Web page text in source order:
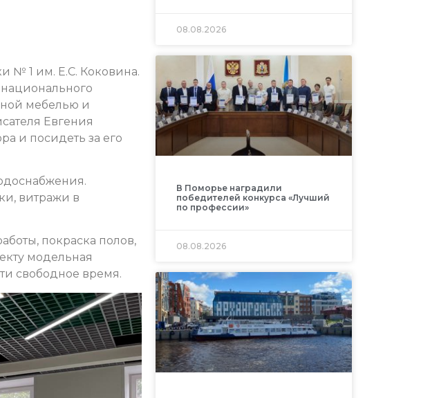
№ 1 им. Е.С. Коковина.
мебелью и
Евгения
и посидеть за его
витражи в
покраска полов,
модельная
свободное время.
08.08.2026
В Поморье наградили
победителей конкурса «Лучший
по профессии»
08.08.2026